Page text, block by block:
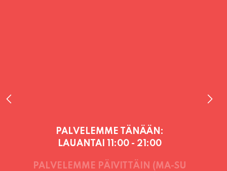
PALVELEMME TÄNÄÄN:
LAUANTAI 11:00 - 21:00
PALVELEMME PÄIVITTÄIN (MA-SU